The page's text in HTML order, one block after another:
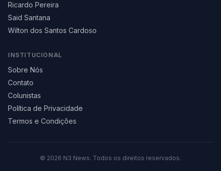
Ricardo Pereira
Said Santana
Wilton dos Santos Cardoso
INSTITUCIONAL
Sobre Nós
Contato
Colunistas
Política de Privacidade
Termos e Condições
© 2026 N3 News. Todos os direitos reservados.